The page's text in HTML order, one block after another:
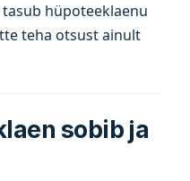
hüpoteeklaenu
teha otsust ainult
sobib ja